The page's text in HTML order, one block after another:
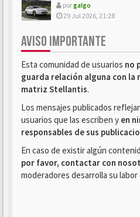
porgalgo
29 Jul 2026, 21:28
AVISO IMPORTANTE
Esta comunidad de usuarios no
guarda relación alguna con la
matriz Stellantis.
Los mensajes publicados
usuarios que las escriben y en
responsables de sus
En caso de existir algún
por favor, contactar con
moderadores desarrolla su